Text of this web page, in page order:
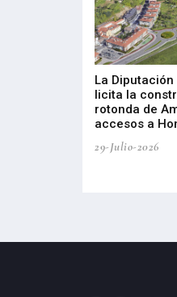
La
licita la
rotonda de
accesos a
29-Julio-2026